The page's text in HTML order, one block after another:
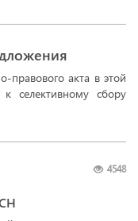
правового акта в этой
селективному сбору
4548